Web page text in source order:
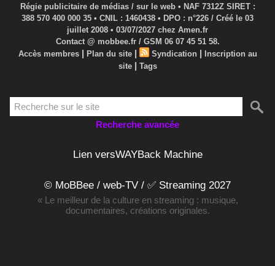
Régie publicitaire de médias / sur le web • NAF 7312Z SIRET :
388 570 400 000 35 • CNIL : 1460438 • DPO : n°226 / Créé le 03
juillet 2008 • 03/07/2027 chez Amen.fr
Contact @ mobbee.fr / GSM 06 07 45 51 58.
Accès membres | Plan du site | Syndication |
Inscription au
site | Tags
Recherche avancée
Lien versWAYBack Machine
© MoBBee / web-TV / ✅ Streaming 2027
« Le meilleur de la culture en streaming : musique,
documentaires, créations originales.